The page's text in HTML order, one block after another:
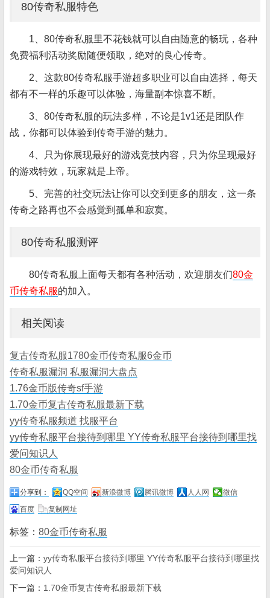
80传奇私服特色
1、80传奇私服里不花钱就可以自由随意的畅玩，各种
免费福利活动奖励随便领取，绝对的良心传奇。
2、这款80传奇私服手游超多职业可以自由选择，每天
都有不一样的乐趣可以体验，海量副本惊喜不断。
3、80传奇私服的玩法多样，不论是1v1还是团队作
战，你都可以体验到传奇手游的魅力。
4、只为你展现最好的游戏竞技内容，只为你呈现最好
的游戏特效，玩家就是上帝。
5、完善的社交玩法让你可以交到更多的朋友，这一条
传奇之路再也不会感觉到孤单和寂寞。
80传奇私服测评
80传奇私服上面每天都有各种活动，欢迎朋友们80金
币传奇私服的加入。
相关阅读
复古传奇私服1780金币传奇私服6金币
传奇私服漏洞 私服漏洞大盘点
1.76金币版传奇sf手游
1.70金币复古传奇私服最新下载
yy传奇私服频道 找服平台
yy传奇私服平台接待到哪里 YY传奇私服平台接待到哪里找
爱问知识人
80金币传奇私服
分享到： QQ空间 新浪微博 腾讯微博 人人网
微信
百度
复制网址
标签： 80金币传奇私服
上一篇： yy传奇私服平台接待到哪里 YY传奇私服平台接待到哪里找
爱问知识人
下一篇： 1.70金币复古传奇私服最新下载